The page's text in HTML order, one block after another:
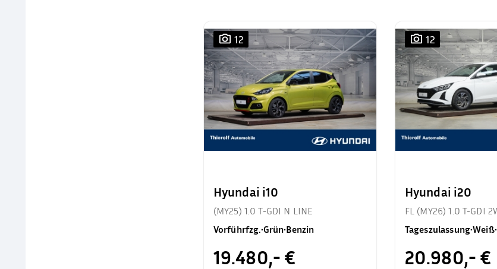
12
Hyundai i10
(MY25) 1.0 T-GDI N LINE
Vorführfzg.•Grün•Benzin
19.480,- €
12
Hyundai i20
FL (MY26) 1.0 T-GDI
Rückfahrkamera
Tageszulassung•Weiß•
20.980,- €